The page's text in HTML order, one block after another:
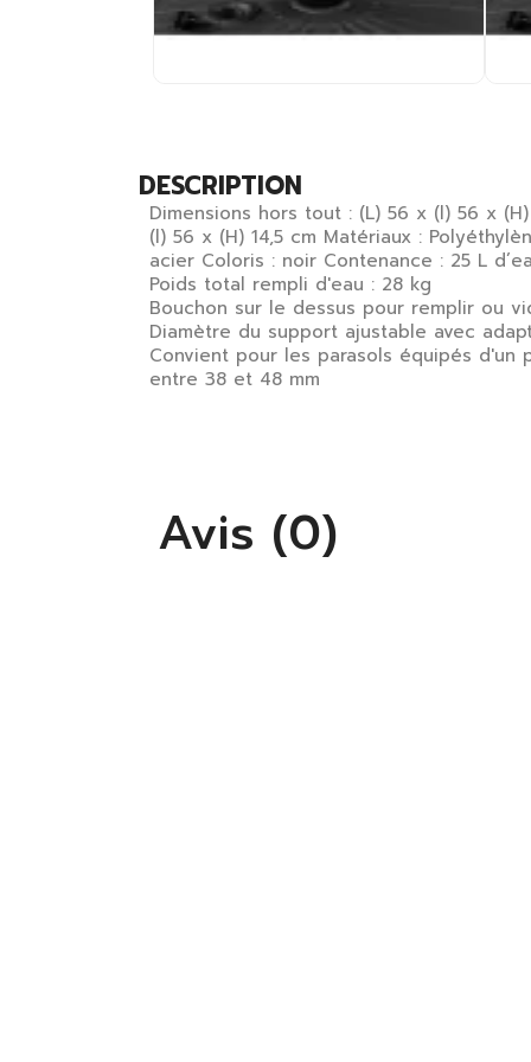
DESCRIPTION
Dimensions hors tout : (L) 56 x (l) 56 x
(l) 56 x (H) 14,5 cm Matériaux :
acier Coloris : noir Contenance : 25 L
Poids total rempli d'eau : 28 kg
Bouchon sur le dessus pour remplir ou
Diamètre du support ajustable avec
Convient pour les parasols équipés d'un
entre 38 et 48 mm
Avis (0)